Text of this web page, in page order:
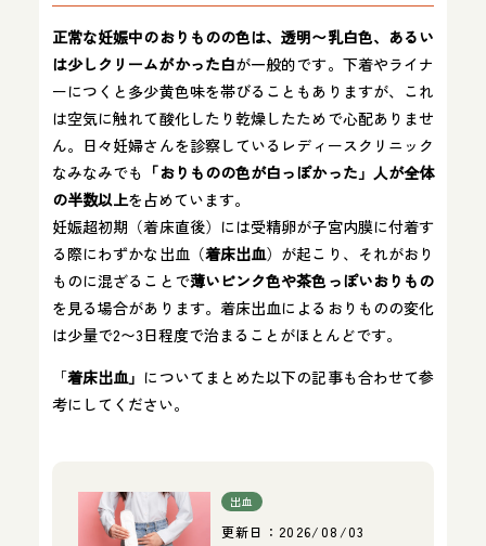
正常な妊娠中のおりものの色は、透明〜乳白色、あるい
は少しクリームがかった白が一般的です​。下着やライナ
ーにつくと多少黄色味を帯びることもありますが、これ
は空気に触れて酸化したり乾燥したためで心配ありませ
ん​。日々妊婦さんを診察しているレディースクリニック
なみなみでも 「おりものの色が白っぽかった」人が全体
の半数以上を占めています。
妊娠超初期（着床直後）には受精卵が子宮内膜に付着す
る際にわずかな出血（着床出血）が起こり、それがおり
ものに混ざることで薄いピンク色や茶色っぽいおりもの
を見る場合があります。着床出血によるおりものの変化
は少量で2〜3日程度で治まることがほとんどです。
「着床出血」 についてまとめた以下の記事も合わせて参
考にしてください。
出血
更新日： 2026/08/03